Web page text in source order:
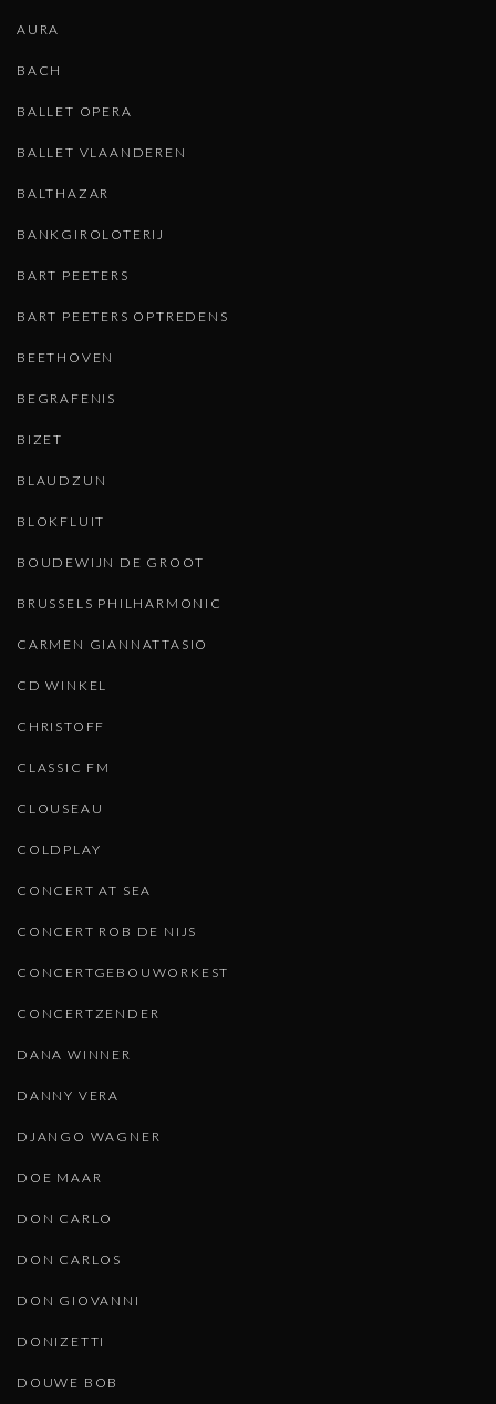
AURA
BACH
BALLET OPERA
BALLET VLAANDEREN
BALTHAZAR
BANKGIROLOTERIJ
BART PEETERS
BART PEETERS OPTREDENS
BEETHOVEN
BEGRAFENIS
BIZET
BLAUDZUN
BLOKFLUIT
BOUDEWIJN DE GROOT
BRUSSELS PHILHARMONIC
CARMEN GIANNATTASIO
CD WINKEL
CHRISTOFF
CLASSIC FM
CLOUSEAU
COLDPLAY
CONCERT AT SEA
CONCERT ROB DE NIJS
CONCERTGEBOUWORKEST
CONCERTZENDER
DANA WINNER
DANNY VERA
DJANGO WAGNER
DOE MAAR
DON CARLO
DON CARLOS
DON GIOVANNI
DONIZETTI
DOUWE BOB